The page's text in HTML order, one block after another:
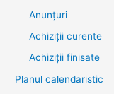
Anunțuri
Achiziții curente
Achiziții finisate
Planul calendaristic